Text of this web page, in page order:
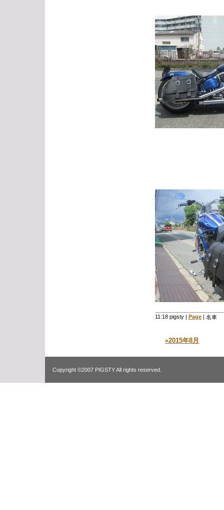
11:18 pigsty Page 名車
«2015年8月
Copyright ©2007 PIGSTY All rights reserved.